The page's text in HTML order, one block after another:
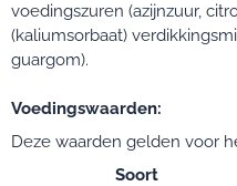
voedingszuren (azijnzuur,
(kaliumsorbaat)
guargom).
Voedingswaarden:
Deze waarden gelden voor
Soort